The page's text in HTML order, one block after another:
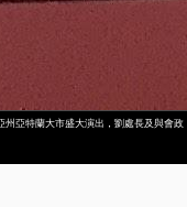
州亞特蘭大市盛大演出，劉處長及與會政